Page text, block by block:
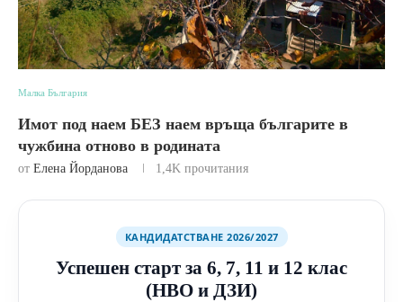
Малка България
Имот под наем БЕЗ наем връща българите в
чужбина отново в родината
от Елена Йорданова 1,4K прочитания
КАНДИДАТСТВАНЕ 2026/2027
Успешен старт за 6, 7, 11 и 12 клас
(НВО и ДЗИ)